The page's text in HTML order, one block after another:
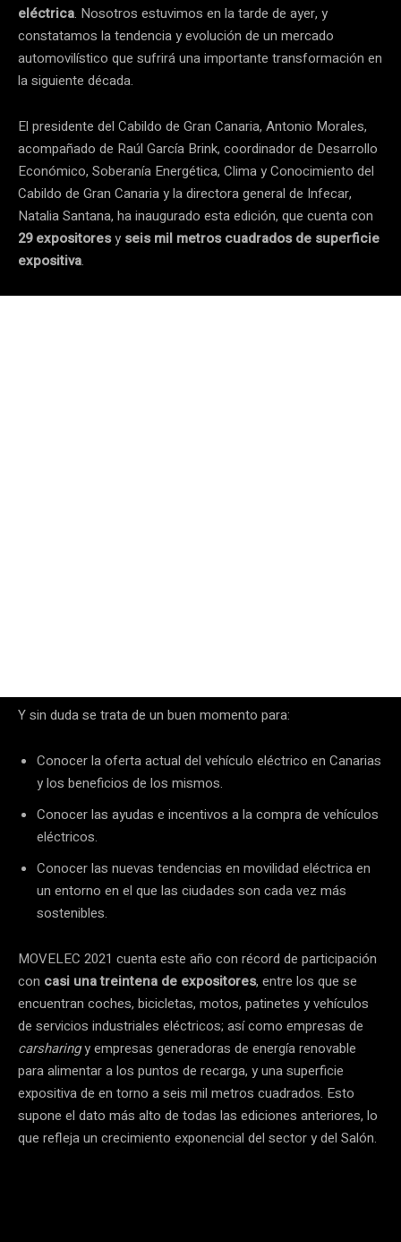
eléctrica. Nosotros estuvimos en la tarde de ayer, y
constatamos la tendencia y evolución de un mercado
automovilístico que sufrirá una importante transformación en
la siguiente década.
El presidente del Cabildo de Gran Canaria, Antonio Morales,
acompañado de Raúl García Brink, coordinador de Desarrollo
Económico, Soberanía Energética, Clima y Conocimiento del
Cabildo de Gran Canaria y la directora general de Infecar,
Natalia Santana, ha inaugurado esta edición, que cuenta con
29 expositoresy seis mil metros cuadrados de superficie
expositiva.
Y sin duda se trata de un buen momento para:
Conocer la oferta actual del vehículo eléctrico en Canarias
y los beneficios de los mismos.
Conocer las ayudas e incentivos a la compra de vehículos
eléctricos.
Conocer las nuevas tendencias en movilidad eléctrica en
un entorno en el que las ciudades son cada vez más
sostenibles.
MOVELEC 2021 cuenta este año con récord de participación
con casi una treintena de expositores, entre los que se
encuentran coches, bicicletas, motos, patinetes y vehículos
de servicios industriales eléctricos; así como empresas de
carsharingy empresas generadoras de energía renovable
para alimentar a los puntos de recarga, y una superficie
expositiva de en torno a seis mil metros cuadrados. Esto
supone el dato más alto de todas las ediciones anteriores, lo
que refleja un crecimiento exponencial del sector y del Salón.